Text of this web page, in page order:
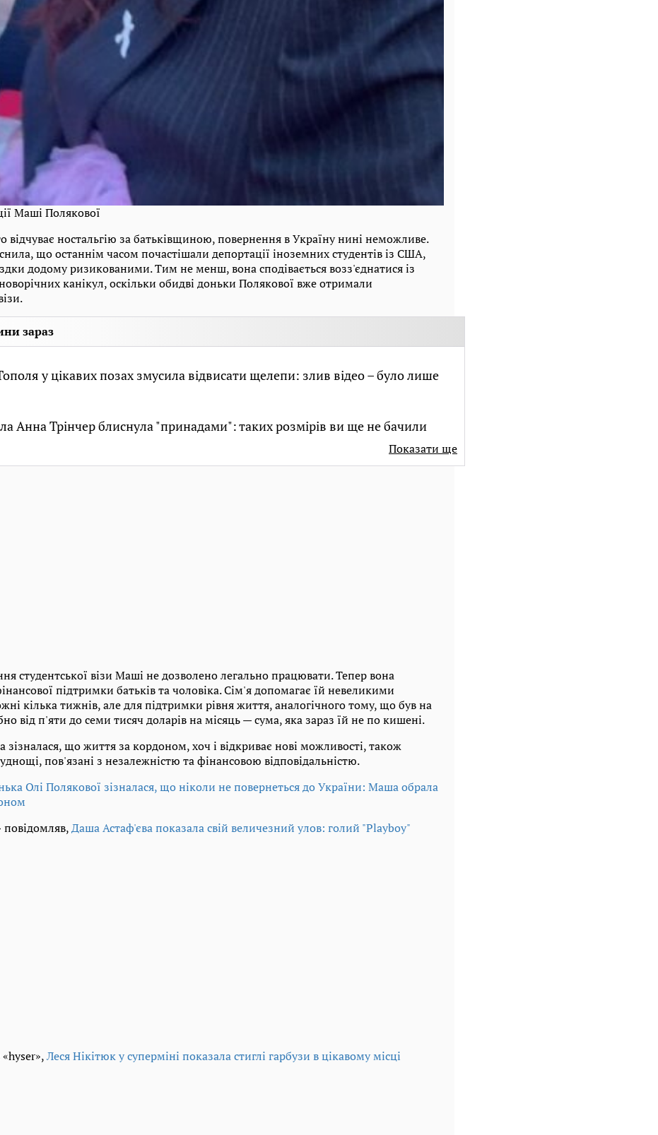
Маші Полякової
відчуває ностальгію за батьківщиною, повернення в Україну нині неможливе.
що останнім часом почастішали депортації іноземних студентів із США,
додому ризикованими. Тим не менш, вона сподівається возз'єднатися із
канікул, оскільки обидві доньки Полякової вже отримали
зараз
у цікавих позах змусила відвисати щелепи: злив відео – було лише
Анна Трінчер блиснула "принадами": таких розмірів ви ще не бачили
Показати ще
студентської візи Маші не дозволено легально працювати. Тепер вона
підтримки батьків та чоловіка. Сім'я допомагає їй невеликими
кілька тижнів, але для підтримки рівня життя, аналогічного тому, що був на
від п'яти до семи тисяч доларів на місяць — сума, яка зараз їй не по кишені.
що життя за кордоном, хоч і відкриває нові можливості, також
пов'язані з незалежністю та фінансовою відповідальністю.
Олі Полякової зізналася, що ніколи не повернеться до України: Маша обрала
повідомляв,Даша Астаф'єва показала свій величезний улов: голий "Playboy"
Леся Нікітюк у суперміні показала стиглі гарбузи в цікавому місці